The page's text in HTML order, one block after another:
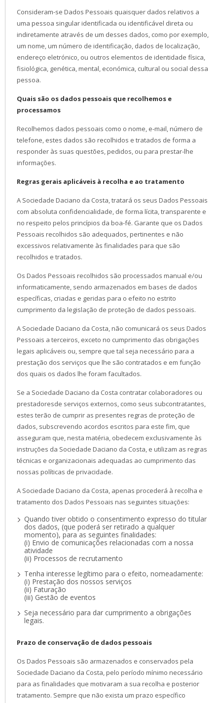
Consideram-se Dados Pessoais quaisquer dados relativos a
uma pessoa singular identificada ou identificável direta ou
indiretamente através de um desses dados, como por exemplo,
um nome, um número de identificação, dados de localização,
endereço eletrónico, ou outros elementos de identidade física,
fisiológica, genética, mental, económica, cultural ou social dessa
pessoa.
Quais são os dados pessoais que recolhemos e
processamos
Recolhemos dados pessoais como o nome, e-mail, número de
telefone, estes dados são recolhidos e tratados de forma a
responder às suas questões, pedidos, ou para prestar-lhe
informações.
Regras gerais aplicáveis à recolha e ao tratamento
A Sociedade Daciano da Costa, tratará os seus Dados Pessoais
com absoluta confidencialidade, de forma lícita, transparente e
no respeito pelos princípios da boa-fé. Garante que os Dados
Pessoais recolhidos são adequados, pertinentes e não
excessivos relativamente às finalidades para que são
recolhidos e tratados.
Os Dados Pessoais recolhidos são processados manual e/ou
informaticamente, sendo armazenados em bases de dados
específicas, criadas e geridas para o efeito no estrito
cumprimento da legislação de proteção de dados pessoais.
A Sociedade Daciano da Costa, não comunicará os seus Dados
Pessoais a terceiros, exceto no cumprimento das obrigações
legais aplicáveis ou, sempre que tal seja necessário para a
prestação dos serviços que lhe são contratados e em função
dos quais os dados lhe foram facultados.
Se a Sociedade Daciano da Costa contratar colaboradores ou
prestadoresde serviços externos, como seus subcontratantes,
estes terão de cumprir as presentes regras de proteção de
dados, subscrevendo acordos escritos para este fim, que
asseguram que, nesta matéria, obedecem exclusivamente às
instruções da Sociedade Daciano da Costa, e utilizam as regras
técnicas e organizacionais adequadas ao cumprimento das
nossas políticas de privacidade.
A Sociedade Daciano da Costa, apenas procederá à recolha e
tratamento dos Dados Pessoais nas seguintes situações:
Quando tiver obtido o consentimento expresso do titular
dos dados, (que poderá ser retirado a qualquer
momento), para as seguintes finalidades:
(i) Envio de comunicações relacionadas com a nossa
atividade
(ii) Processos de recrutamento
Tenha interesse legítimo para o efeito, nomeadamente:
(i) Prestação dos nossos serviços
(ii) Faturação
(iii) Gestão de eventos
Seja necessário para dar cumprimento a obrigações
legais.
Prazo de conservação de dados pessoais
Os Dados Pessoais são armazenados e conservados pela
Sociedade Daciano da Costa, pelo período mínimo necessário
para as finalidades que motivaram a sua recolha e posterior
tratamento. Sempre que não exista um prazo específico